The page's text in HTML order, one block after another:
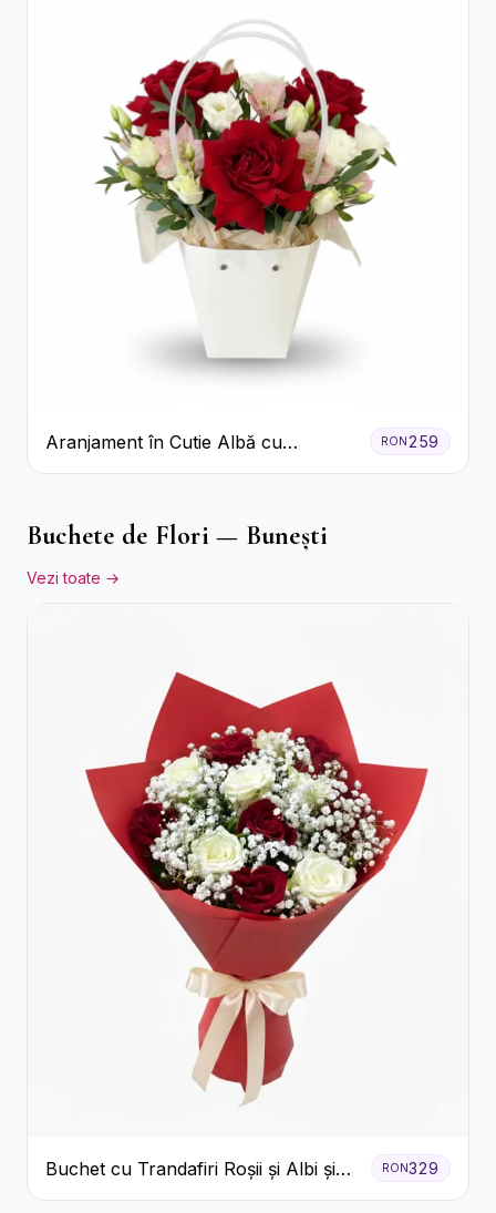
Aranjament în Cutie Albă cu
Trandafiri Roșii și Lisianthus
RON 259
Buchete de Flori — Bunești
Vezi toate →
Buchet cu Trandafiri Roșii și Albi și
Gypsophila
RON329